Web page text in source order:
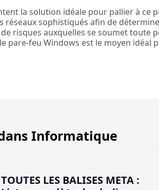
la solution idéale pour pallier à ce
réseaux sophistiqués afin de
risques auxquelles se soumet toute
pare-feu Windows est le moyen
Informatique
TOUTES LES BALISES META :